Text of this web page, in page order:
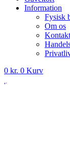
Information
Fysisk
Om os
0 kr. 0 Kurv